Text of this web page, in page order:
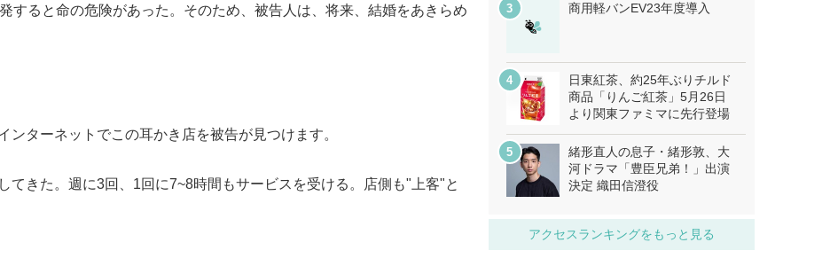
すると命の危険があった。そのため、被告人は、将来、結婚をあきらめ
ターネットでこの耳かき店を被告が見つけます。
てきた。週に3回、1回に7~8時間もサービスを受ける。店側も"上客"と
商用軽バンEV23年度導入
日東紅茶、約25年ぶりチルド
商品「りんご紅茶」5月26日
より関東ファミマに先行登場
緒形直人の息子・緒形敦、大
河ドラマ「豊臣兄弟！」出演
決定 織田信澄役
アクセスランキングをもっと見る